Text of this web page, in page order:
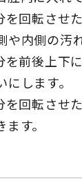
を回転させ
や内側の汚
を前後上下
します。
を回転させ
す。